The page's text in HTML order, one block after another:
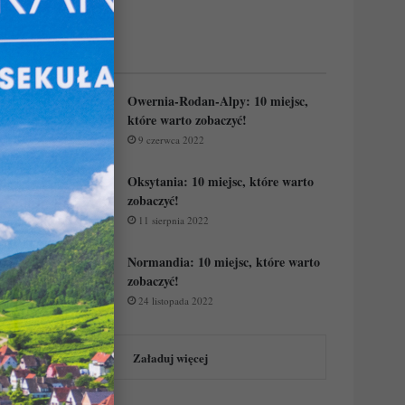
Regiony Francji:
Owernia-Rodan-Alpy: 10 miejsc,
które warto zobaczyć!
9 czerwca 2022
Oksytania: 10 miejsc, które warto
zobaczyć!
11 sierpnia 2022
Normandia: 10 miejsc, które warto
zobaczyć!
24 listopada 2022
Załaduj więcej